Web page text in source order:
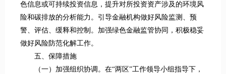
色信息或可持续投资信息，提升对所投资资产涉及的环境风
险和碳排放的分析能力。引导金融机构做好风险监测、预
警、评估、缓释和控制。加强绿色金融监管协同，积极稳妥
做好风险防范化解工作。
五、保障措施
（一）加强组织协调。在“两区”工作领导小组指导下，